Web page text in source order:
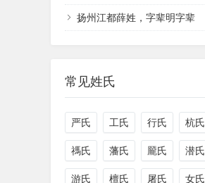
扬州江都薛姓，字辈明字辈
常见姓氏
严氏 工氏 行氏 杭氏
禡氏 藩氏 龎氏 潜氏
游氏 檀氏 屠氏 女氏